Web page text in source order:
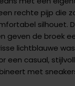
rechte pijp die
silhouet.
geven de broek
lichtblauwe
een casual,
met